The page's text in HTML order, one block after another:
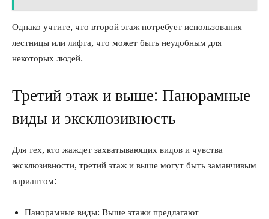
Однако учтите, что второй этаж потребует использования
лестницы или лифта, что может быть неудобным для
некоторых людей.
Третий этаж и выше: Панорамные
виды и эксклюзивность
Для тех, кто жаждет захватывающих видов и чувства
эксклюзивности, третий этаж и выше могут быть заманчивым
вариантом:
Панорамные виды: Выше этажи предлагают